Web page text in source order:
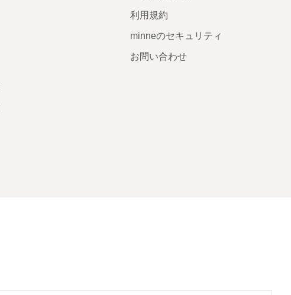
利用規約
minneのセキュリティ
お問い合わせ